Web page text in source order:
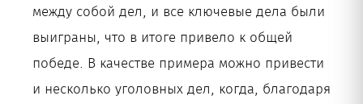
между собой дел, и все ключевые дела были
выиграны, что в итоге привело к общей
победе. В качестве примера можно привести
и несколько уголовных дел, когда, благодаря